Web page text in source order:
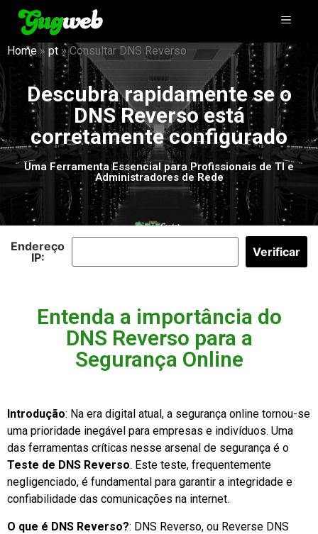
Home» pt »Consultar DNS Reverso
Descubra rapidamente se o
DNS Reverso está
corretamente configurado
Uma Ferramenta Essencial para Profissionais de TI e
Administradores de Rede
Endereço
IP:
Verificar
Entenda a importância do
DNS Reverso para a
Segurança Online
Introdução: Na era digital atual, a segurança online tornou-se
uma prioridade inegável para empresas e indivíduos. Uma
das ferramentas críticas nesse arsenal de segurança é o
Teste de DNS Reverso. Este teste, frequentemente
negligenciado, é fundamental para garantir a integridade e
confiabilidade das comunicações na internet.
O que é DNS Reverso?: DNS Reverso, ou Reverse DNS